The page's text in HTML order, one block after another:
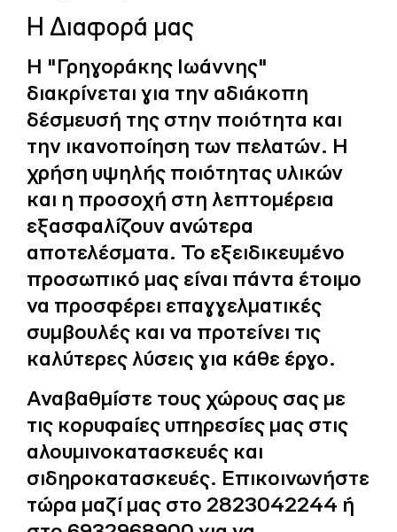
Η Διαφορά μας
Η "Γρηγοράκης Ιωάννης"
διακρίνεται για την αδιάκοπη
δέσμευσή της στην ποιότητα και
την ικανοποίηση των πελατών. Η
χρήση υψηλής ποιότητας υλικών
και η προσοχή στη λεπτομέρεια
εξασφαλίζουν ανώτερα
αποτελέσματα. Το εξειδικευμένο
προσωπικό μας είναι πάντα έτοιμο
να προσφέρει επαγγελματικές
συμβουλές και να προτείνει τις
καλύτερες λύσεις για κάθε έργο.
Αναβαθμίστε τους χώρους σας με
τις κορυφαίες υπηρεσίες μας στις
αλουμινοκατασκευές και
σιδηροκατασκευές. Επικοινωνήστε
τώρα μαζί μας στο 2823042244 ή